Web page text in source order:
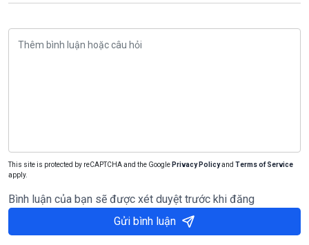
This site is protected by reCAPTCHA and the Google Privacy Policyand Terms of Service
apply.
Bình luận của bạn sẽ được xét duyệt trước khi đăng
Gửi bình luận